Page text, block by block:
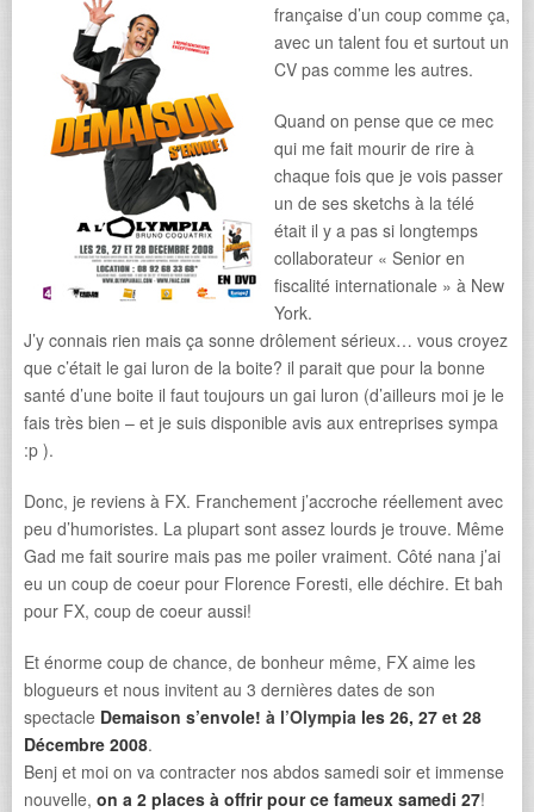
française d’un coup comme ça,
avec un talent fou et surtout un
CV pas comme les autres.
Quand on pense que ce mec
qui me fait mourir de rire à
chaque fois que je vois passer
un de ses sketchs à la télé
était il y a pas si longtemps
collaborateur « Senior en
fiscalité internationale » à New
York.
J’y connais rien mais ça sonne drôlement sérieux… vous croyez
que c’était le gai luron de la boite? il parait que pour la bonne
santé d’une boite il faut toujours un gai luron (d’ailleurs moi je le
fais très bien – et je suis disponible avis aux entreprises sympa
:p ).
Donc, je reviens à FX. Franchement j’accroche réellement avec
peu d’humoristes. La plupart sont assez lourds je trouve. Même
Gad me fait sourire mais pas me poiler vraiment. Côté nana j’ai
eu un coup de coeur pour Florence Foresti, elle déchire. Et bah
pour FX, coup de coeur aussi!
Et énorme coup de chance, de bonheur même, FX aime les
blogueurs et nous invitent au 3 dernières dates de son
spectacle Demaison s’envole! à l’Olympia les 26, 27 et 28
Décembre 2008.
Benj et moi on va contracter nos abdos samedi soir et immense
nouvelle, on a 2 places à offrir pour ce fameux samedi 27!